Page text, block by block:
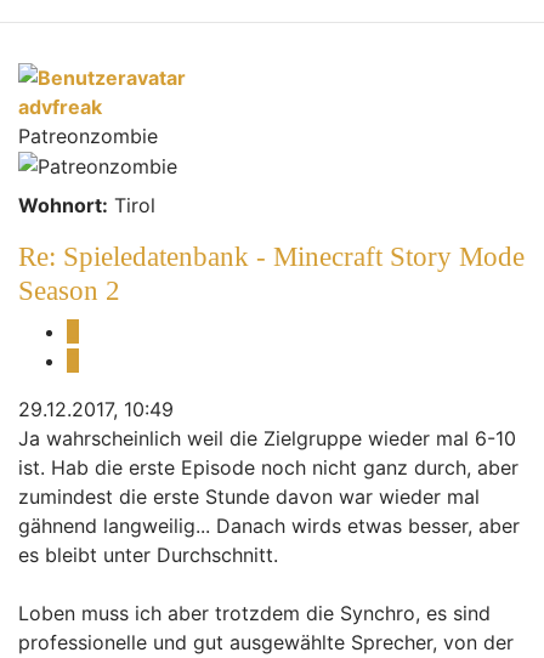
advfreak
Patreonzombie
Wohnort: Tirol
Re: Spieledatenbank - Minecraft Story Mode
Season 2
29.12.2017, 10:49
Ja wahrscheinlich weil die Zielgruppe wieder mal 6-10
ist. Hab die erste Episode noch nicht ganz durch, aber
zumindest die erste Stunde davon war wieder mal
gähnend langweilig... Danach wirds etwas besser, aber
es bleibt unter Durchschnitt.
Loben muss ich aber trotzdem die Synchro, es sind
professionelle und gut ausgewählte Sprecher, von der